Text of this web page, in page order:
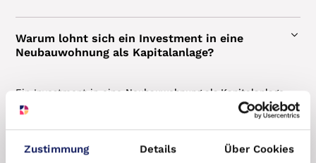
Zustimmung Details Über Cookies
Warum lohnt sich ein Investment in eine
Neubauwohnung als Kapitalanlage?
Ein Investment in eineNeubauwohnung als Kapitalanlage
bietet hohe Planungssicherheit, moderne Ausstattung und
Instandhaltungs- und Reparaturkosten in den ersten Jahren